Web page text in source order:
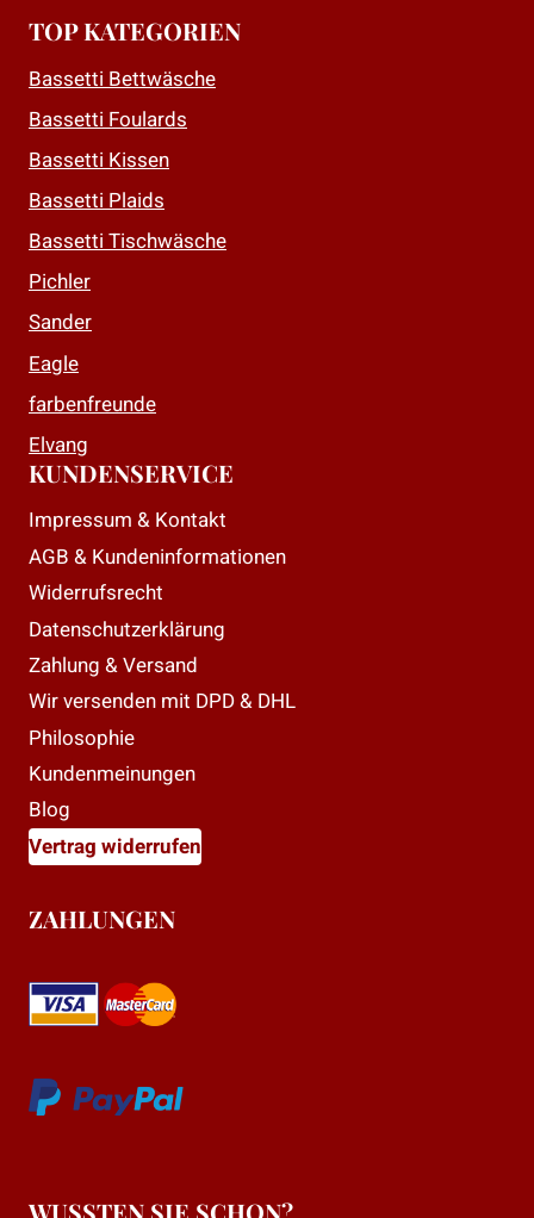
Varianten
auf.
Optionen
können
auf
der
gewählt
werden
TOP KATEGORIEN
Bassetti Bettwäsche
Bassetti Foulards
Bassetti Kissen
Bassetti Plaids
Bassetti Tischwäsche
Pichler
Sander
Eagle
farbenfreunde
Elvang
KUNDENSERVICE
Impressum & Kontakt
AGB & Kundeninformationen
Widerrufsrecht
Datenschutzerklärung
Zahlung & Versand
Wir versenden mit DPD & DHL
Philosophie
Kundenmeinungen
Blog
Vertrag widerrufen
ZAHLUNGEN
WUSSTEN SIE SCHON?